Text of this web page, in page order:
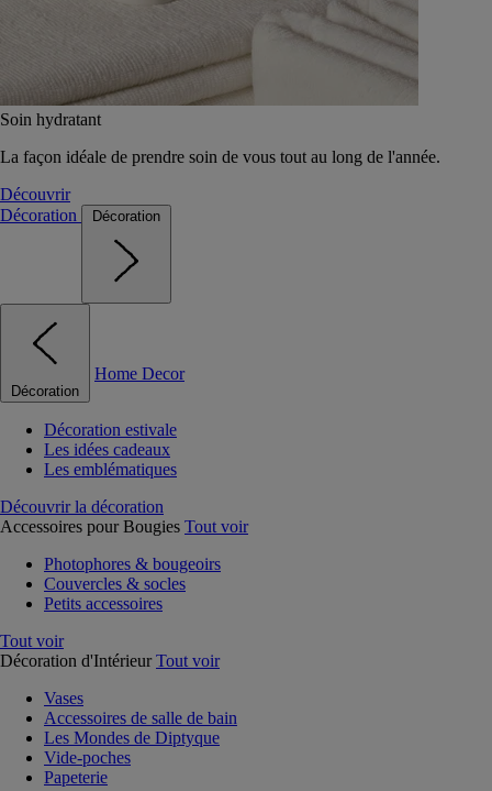
Soin hydratant
La façon idéale de prendre soin de vous tout au long de l'année.
Découvrir
Décoration
Décoration
Décoration
Home Decor
Décoration estivale
Les idées cadeaux
Les emblématiques
Découvrir la décoration
Accessoires pour Bougies Tout voir
Photophores & bougeoirs
Couvercles & socles
Petits accessoires
Tout voir
Décoration d'Intérieur Tout voir
Vases
Accessoires de salle de bain
Les Mondes de Diptyque
Vide-poches
Papeterie